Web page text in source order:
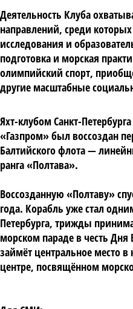
Деятельность Клуба
направлений, среди
исследования и
подготовка и морская
олимпийский спорт,
другие масштабные
Яхт-клубом Санкт-
«Газпром» был воссоздан
Балтийского флота —
ранга «Полтава».
Воссозданную «Полтаву»
года. Корабль уже стал
Петербурга, трижды
морском параде в честь
займёт центральное место в
центре, посвящённом